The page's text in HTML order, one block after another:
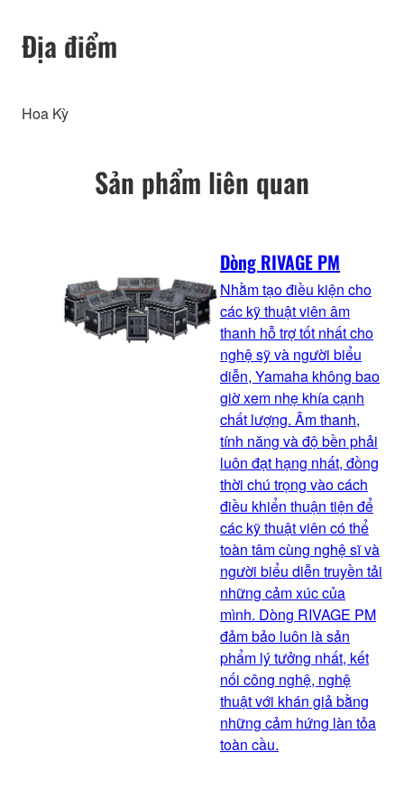
Địa điểm
Hoa Kỳ
Sản phẩm liên quan
Dòng RIVAGE PM
Nhằm tạo điều kiện cho
các kỹ thuật viên âm
thanh hỗ trợ tốt nhất cho
nghệ sỹ và người biểu
diễn, Yamaha không bao
giờ xem nhẹ khía cạnh
chất lượng. Âm thanh,
tính năng và độ bền phải
luôn đạt hạng nhất, đồng
thời chú trọng vào cách
điều khiển thuận tiện để
các kỹ thuật viên có thể
toàn tâm cùng nghệ sĩ và
người biểu diễn truyền tải
những cảm xúc của
mình. Dòng RIVAGE PM
đảm bảo luôn là sản
phẩm lý tưởng nhất, kết
nối công nghệ, nghệ
thuật với khán giả bằng
những cảm hứng làn tỏa
toàn cầu.